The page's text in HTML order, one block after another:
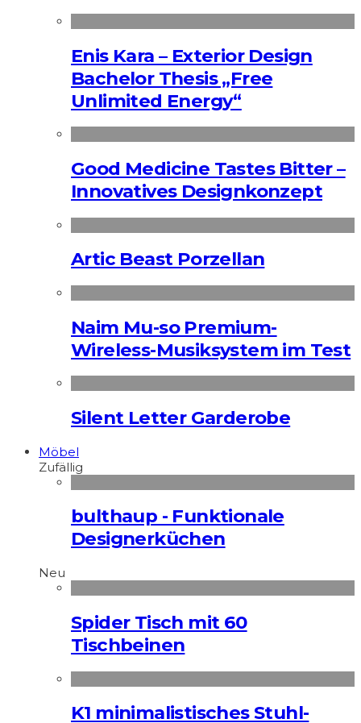
Enis Kara – Exterior Design
Bachelor Thesis „Free
Unlimited Energy“
Good Medicine Tastes Bitter –
Innovatives Designkonzept
Artic Beast Porzellan
Naim Mu-so Premium-
Wireless-Musiksystem im Test
Silent Letter Garderobe
Möbel
Zufällig
bulthaup - Funktionale
Designerküchen
Neu
Spider Tisch mit 60
Tischbeinen
K1 minimalistisches Stuhl-